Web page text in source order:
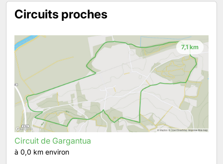
Circuits proches
7,1 km
Circuit de Gargantua
à 0,0 km environ